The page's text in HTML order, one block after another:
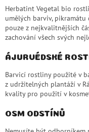
Herbatint Vegetal bio
umělých barviv,
pouze z nejkvalitnějších
zachování všech svých
ÁJURVÉDSKÉ
Barvicí rostliny použité v
z udržitelných plantáží v
kvality pro použití v
OSM ODSTÍNŮ